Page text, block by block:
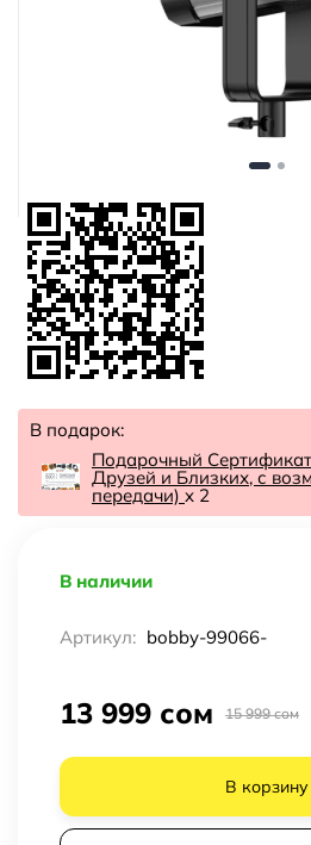
В подарок:
Подарочный
Друзей и Близких, с
передачи) x 2
В наличии
Артикул: bobby-99066-
13 999 сом 15 999 сом
В корзину